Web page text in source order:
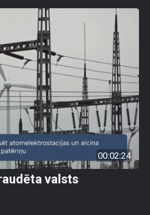
00:02:24
valsts